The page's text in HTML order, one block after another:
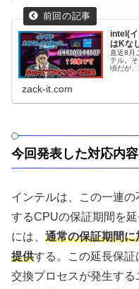
intel(
はKな
直近8月
テル。
頃だが
zack-it.com
今回発表した対応内
インテルは、この一連
するCPUの保証期間を
には、 通常の保証期間
提供する。この延長保証
交換プロセスが発生す